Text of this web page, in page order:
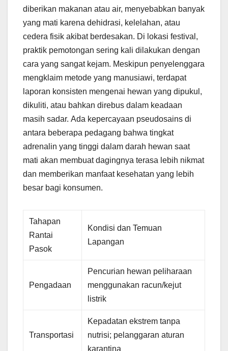
diberikan makanan atau air, menyebabkan banyak
yang mati karena dehidrasi, kelelahan, atau
cedera fisik akibat berdesakan. Di lokasi festival,
praktik pemotongan sering kali dilakukan dengan
cara yang sangat kejam. Meskipun penyelenggara
mengklaim metode yang manusiawi, terdapat
laporan konsisten mengenai hewan yang dipukul,
dikuliti, atau bahkan direbus dalam keadaan
masih sadar. Ada kepercayaan pseudosains di
antara beberapa pedagang bahwa tingkat
adrenalin yang tinggi dalam darah hewan saat
mati akan membuat dagingnya terasa lebih nikmat
dan memberikan manfaat kesehatan yang lebih
besar bagi konsumen.
Tahapan
Rantai
Pasok
Kondisi dan Temuan
Lapangan
Pengadaan
Pencurian hewan peliharaan
menggunakan racun/kejut
listrik
Transportasi
Kepadatan ekstrem tanpa
nutrisi; pelanggaran aturan
karantina